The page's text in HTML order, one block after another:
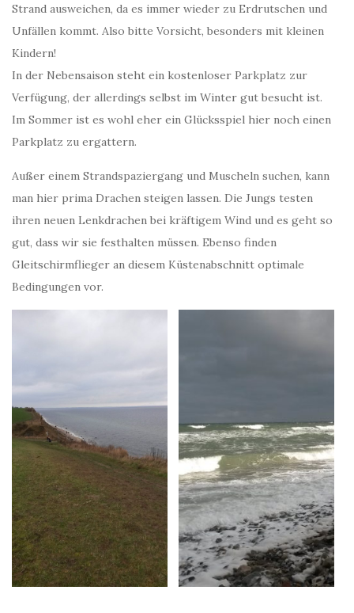
Strand ausweichen, da es immer wieder zu Erdrutschen und
Unfällen kommt. Also bitte Vorsicht, besonders mit kleinen
Kindern!
In der Nebensaison steht ein kostenloser Parkplatz zur
Verfügung, der allerdings selbst im Winter gut besucht ist.
Im Sommer ist es wohl eher ein Glücksspiel hier noch einen
Parkplatz zu ergattern.
Außer einem Strandspaziergang und Muscheln suchen, kann
man hier prima Drachen steigen lassen. Die Jungs testen
ihren neuen Lenkdrachen bei kräftigem Wind und es geht so
gut, dass wir sie festhalten müssen. Ebenso finden
Gleitschirmflieger an diesem Küstenabschnitt optimale
Bedingungen vor.